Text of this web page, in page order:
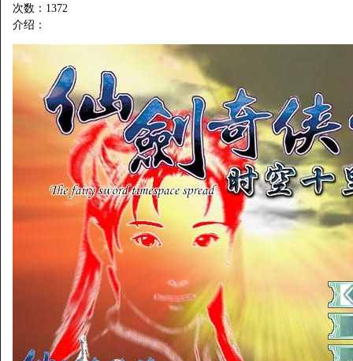
次数： 1372
介绍：